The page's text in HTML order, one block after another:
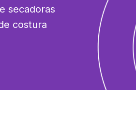
secadoras
costura